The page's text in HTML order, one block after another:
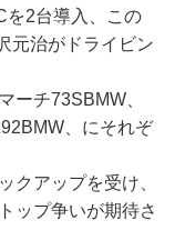
を2台導入、この
元治がドライビン
ーチ73SBMW、
、にそれぞ
クアップを受け、
ップ争いが期待さ